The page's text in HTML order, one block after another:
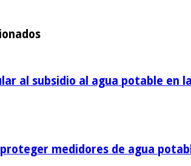
al subsidio al agua potable en
medidores de agua